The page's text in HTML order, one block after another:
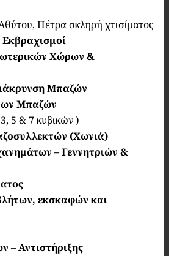
Πέτρα σκληρή χτισίματος
Χώρων &
Μπαζών
Μπαζών
5 & 7 κυβικών )
(Χωνιά)
– Γεννητριών &
εκσκαφών και
Αντιστήριξης